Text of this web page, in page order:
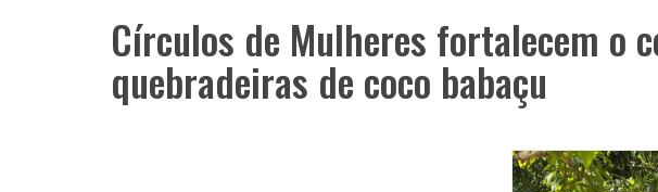
Círculos de Mulheres fortalecem o
quebradeiras de coco babaçu